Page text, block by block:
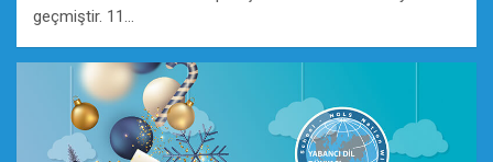
geçmiştir. 11…